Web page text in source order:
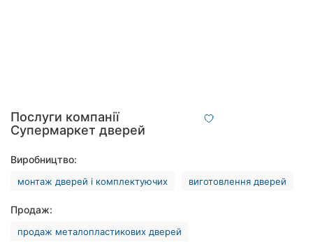
Запоріжжя
Дніпро
Кривий
Послуги компанії
Супермаркет дверей
Виробництво:
монтаж дверей і комплектуючих виготовлення дверей
Продаж:
продаж металопластикових дверей